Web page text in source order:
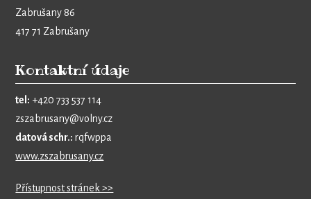
Zabrušany 86
417 71 Zabrušany
Kontaktní údaje
tel: +420 733 537 114
zszabrusany@volny.cz
datová schr.: rqfwppa
www.zszabrusany.cz
Přístupnost stránek >>